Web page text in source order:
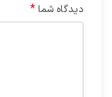
دیدگاه شما*